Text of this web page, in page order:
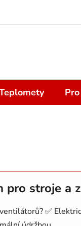
do 14 dní
pro stroje a
✅